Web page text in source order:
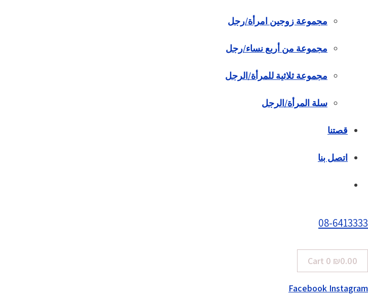
مجموعة زوجين امرأة/رجل
مجموعة من أربع نساء/رجل
مجموعة ثلاثية للمرأة/الرجل
سلة المرأة/الرجل
قصتنا
اتصل بنا
08-6413333
₪0.00
0
Cart
Facebook Instagram